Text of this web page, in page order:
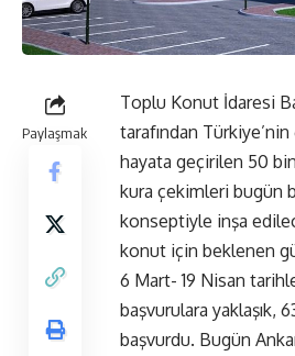
Paylaşmak
Toplu Konut İdaresi
tarafından
hayata geçirilen 50
kura çekimleri bugün
konseptiyle inşa
konut için beklenen
6 Mart- 19 Nisan
başvurulara yaklaşık,
başvurdu. Bugün